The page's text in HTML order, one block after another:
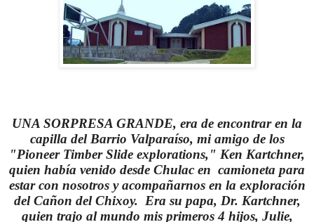
UNA SORPRESA GRANDE, era de encontrar en la
capilla del Barrio Valparaíso, mi amigo de los
"Pioneer Timber Slide explorations," Ken Kartchner,
quien había venido desde Chulac en camioneta para
estar con nosotros y acompañarnos en la exploración
del Cañon del Chixoy. Era su papa, Dr. Kartchner,
quien trajo al mundo mis primeros 4 hijos, Julie,